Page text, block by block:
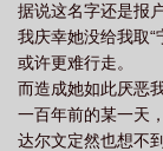
据说这名字还是报
我庆幸她没给我取“
或许更难行走。
而造成她如此厌恶
一百年前的某一天
达尔文定然也想不